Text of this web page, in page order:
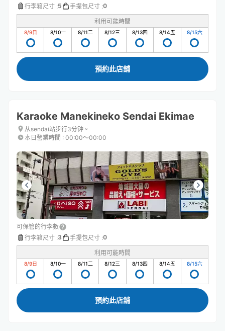
行李箱尺寸 :5 手提包尺寸 :0
利用可能時間
8/9日 8/10一 8/11二 8/12三 8/13四 8/14五 8/15六
預約此店舖
Karaoke Manekineko Sendai Ekimae
从sendai站步行3分钟。
本日營業時間 : 00:00〜00:00
可保管的行李數
行李箱尺寸 :3 手提包尺寸 :0
利用可能時間
8/9日 8/10一 8/11二 8/12三 8/13四 8/14五 8/15六
預約此店舖